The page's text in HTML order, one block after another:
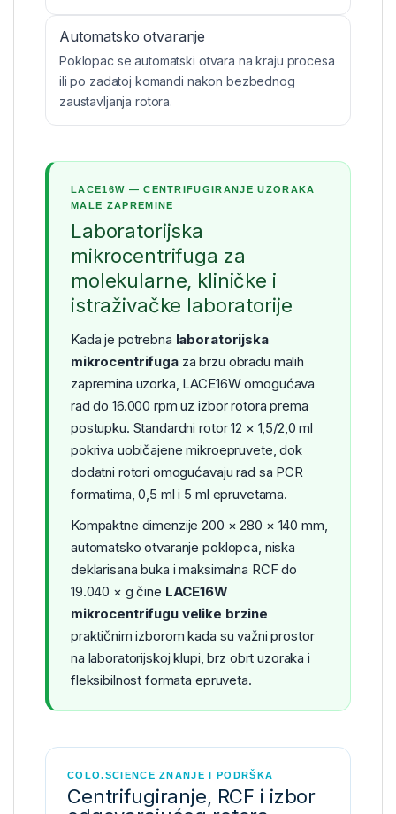
Automatsko otvaranje
Poklopac se automatski otvara na kraju procesa
ili po zadatoj komandi nakon bezbednog
zaustavljanja rotora.
LACE16W — CENTRIFUGIRANJE UZORAKA
MALE ZAPREMINE
Laboratorijska
mikrocentrifuga za
molekularne, kliničke i
istraživačke laboratorije
Kada je potrebna laboratorijska
mikrocentrifugaza brzu obradu malih
zapremina uzorka, LACE16W omogućava
rad do 16.000 rpm uz izbor rotora prema
postupku. Standardni rotor 12 × 1,5/2,0 ml
pokriva uobičajene mikroepruvete, dok
dodatni rotori omogućavaju rad sa PCR
formatima, 0,5 ml i 5 ml epruvetama.
Kompaktne dimenzije 200 × 280 × 140 mm,
automatsko otvaranje poklopca, niska
deklarisana buka i maksimalna RCF do
19.040 × g čine LACE16W
mikrocentrifugu velike brzine
praktičnim izborom kada su važni prostor
na laboratorijskoj klupi, brz obrt uzoraka i
fleksibilnost formata epruveta.
COLO.SCIENCE ZNANJE I PODRŠKA
Centrifugiranje, RCF i izbor